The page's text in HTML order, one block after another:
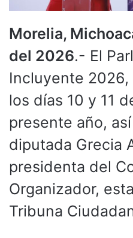
Morelia,
del 2026.- El
Incluyente
los días 10 y 11
presente año,
diputada Grecia
presidenta del
Organizador,
Tribuna